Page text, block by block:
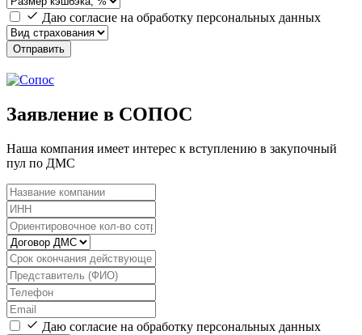
Даю согласие на обработку персональных данных
Отправить
Заявление в СОПОС
Наша компания имеет интерес к вступлению в закупочный
пул по ДМС
Даю согласие на обработку персональных данных